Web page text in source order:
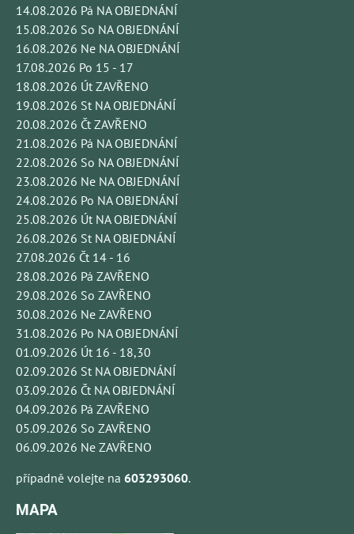
14.08.2026 Pá NA OBJEDNÁNÍ
15.08.2026 So NA OBJEDNÁNÍ
16.08.2026 Ne NA OBJEDNÁNÍ
17.08.2026 Po 15 - 17
18.08.2026 Út ZAVŘENO
19.08.2026 St NA OBJEDNÁNÍ
20.08.2026 Čt ZAVŘENO
21.08.2026 Pá NA OBJEDNÁNÍ
22.08.2026 So NA OBJEDNÁNÍ
23.08.2026 Ne NA OBJEDNÁNÍ
24.08.2026 Po NA OBJEDNÁNÍ
25.08.2026 Út NA OBJEDNÁNÍ
26.08.2026 St NA OBJEDNÁNÍ
27.08.2026 Čt 14 - 16
28.08.2026 Pá ZAVŘENO
29.08.2026 So ZAVŘENO
30.08.2026 Ne ZAVŘENO
31.08.2026 Po NA OBJEDNÁNÍ
01.09.2026 Út 16 - 18,30
02.09.2026 St NA OBJEDNÁNÍ
03.09.2026 Čt NA OBJEDNÁNÍ
04.09.2026 Pá ZAVŘENO
05.09.2026 So ZAVŘENO
06.09.2026 Ne ZAVŘENO
případně volejte na 603293060.
MAPA